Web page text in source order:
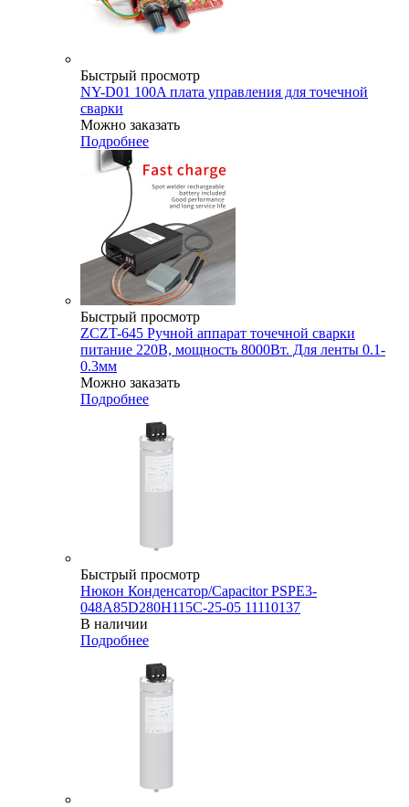
Быстрый просмотр
NY-D01 100A плата управления для точечной
сварки
Можно заказать
Подробнее
Быстрый просмотр
ZCZT-645 Ручной аппарат точечной сварки
питание 220В, мощность 8000Вт. Для ленты 0.1-
0.3мм
Можно заказать
Подробнее
Быстрый просмотр
Нюкон Конденсатор/Capacitor PSPE3-
048A85D280H115C-25-05 11110137
В наличии
Подробнее